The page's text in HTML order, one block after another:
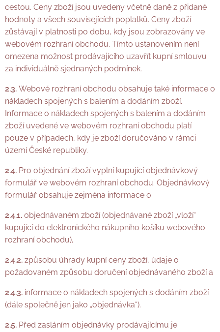
cestou. Ceny zboží jsou uvedeny včetně daně z přidané
hodnoty a všech souvisejících poplatků. Ceny zboží
zůstávají v platnosti po dobu, kdy jsou zobrazovány ve
webovém rozhraní obchodu. Tímto ustanovením není
omezena možnost prodávajícího uzavřít kupní smlouvu
za individuálně sjednaných podmínek.
2.3. Webové rozhraní obchodu obsahuje také informace o
nákladech spojených s balením a dodáním zboží.
Informace o nákladech spojených s balením a dodáním
zboží uvedené ve webovém rozhraní obchodu platí
pouze v případech, kdy je zboží doručováno v rámci
území České republiky.
2.4. Pro objednání zboží vyplní kupující objednávkový
formulář ve webovém rozhraní obchodu. Objednávkový
formulář obsahuje zejména informace o:
2.4.1. objednávaném zboží (objednávané zboží „vloží“
kupující do elektronického nákupního košíku webového
rozhraní obchodu),
2.4.2. způsobu úhrady kupní ceny zboží, údaje o
požadovaném způsobu doručení objednávaného zboží a
2.4.3. informace o nákladech spojených s dodáním zboží
(dále společně jen jako „objednávka“).
2.5. Před zasláním objednávky prodávajícímu je